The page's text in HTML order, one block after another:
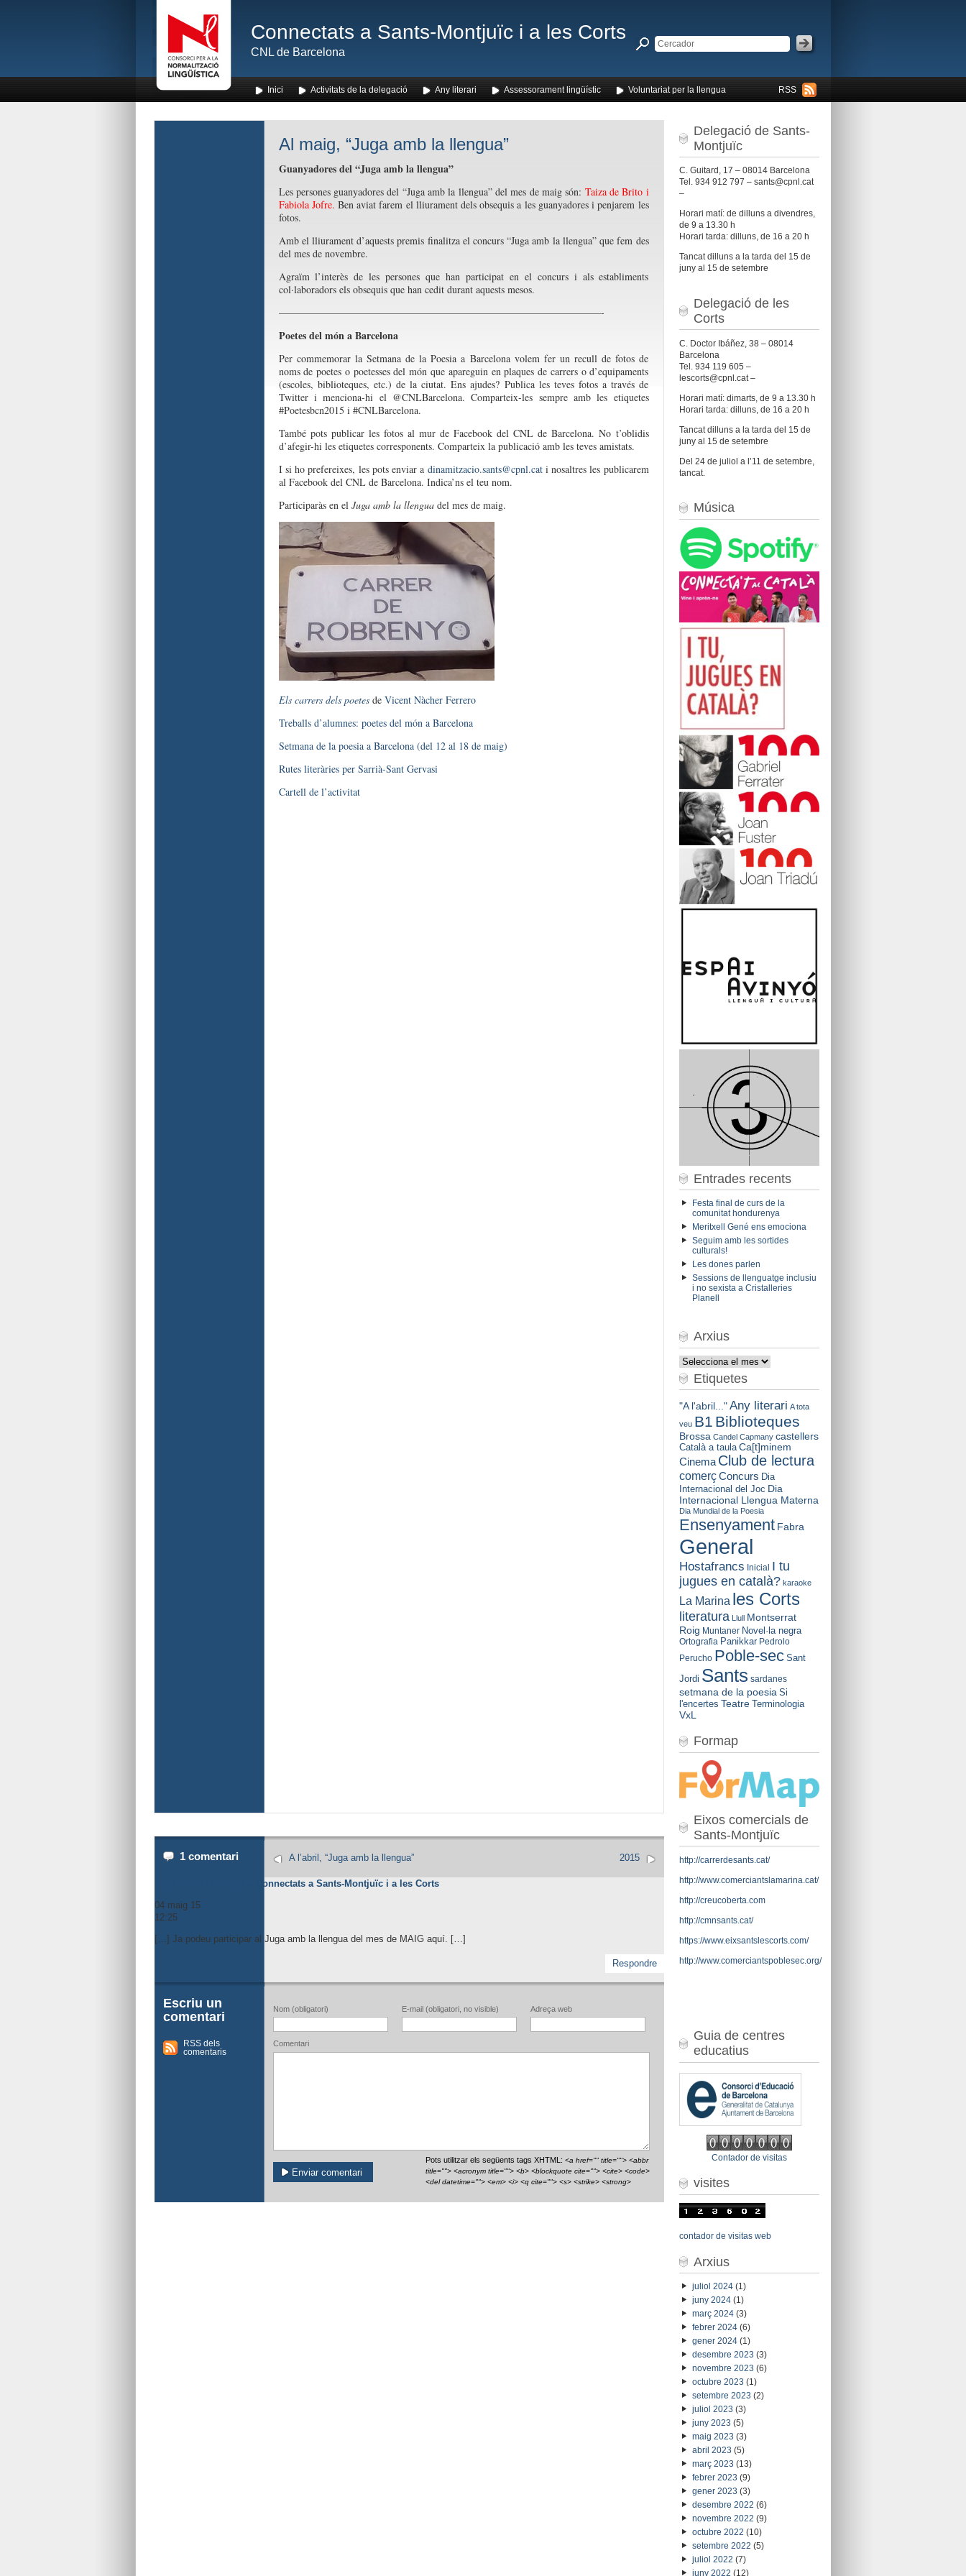
Connectats a Sants-Montjuïc i a les Corts
CNL de Barcelona
RSS
Inici Activitats de la delegació Any literari Assessorament lingüístic Voluntariat per la llengua
Al maig, “Juga amb la llengua”
Guanyadores del “Juga amb la llengua”
Les persones guanyadores del “Juga amb la llengua” del mes de maig són: Taiza de Brito i
Fabiola Jofre. Ben aviat farem el lliurament dels obsequis a les guanyadores i penjarem les
fotos.
Amb el lliurament d’aquests premis finalitza el concurs “Juga amb la llengua” que fem des
del mes de novembre.
Agraïm l’interès de les persones que han participat en el concurs i als establiments
col·laboradors els obsequis que han cedit durant aquests mesos.
————————————————————————————————-
Poetes del món a Barcelona
Per commemorar la Setmana de la Poesia a Barcelona volem fer un recull de fotos de
noms de poetes o poetesses del món que apareguin en plaques de carrers o d’equipaments
(escoles, biblioteques, etc.) de la ciutat. Ens ajudes? Publica les teves fotos a través de
Twitter i menciona-hi el @CNLBarcelona. Comparteix-les sempre amb les etiquetes
#Poetesbcn2015 i #CNLBarcelona.
També pots publicar les fotos al mur de Facebook del CNL de Barcelona. No t’oblidis
d’afegir-hi les etiquetes corresponents. Comparteix la publicació amb les teves amistats.
I si ho prefereixes, les pots enviar a dinamitzacio.sants@cpnl.cati nosaltres les publicarem
al Facebook del CNL de Barcelona. Indica’ns el teu nom.
Participaràs en el Juga amb la llenguadel mes de maig.
Els carrers dels poetesde Vicent Nàcher Ferrero
Treballs d’alumnes: poetes del món a Barcelona
Setmana de la poesia a Barcelona (del 12 al 18 de maig)
Rutes literàries per Sarrià-Sant Gervasi
Cartell de l’activitat
1 comentari 2015
A l’abril, “Juga amb la llengua”
Juga amb la llengua « Connectats a Sants-Montjuïc i a les Corts
04 maig 15
12:25
[…] Ja podeu participar al Juga amb la llengua del mes de MAIG aquí. […]
Respondre
Escriu un
comentari
RSS dels
comentaris
Nom (obligatori) E-mail (obligatori, no visible) Adreça web
Comentari
Pots utilitzar els següents tags XHTML:<a href="" title=""> <abbr
title=""> <acronym title=""> <b> <blockquote cite=""> <cite> <code>
<del datetime=""> <em> <i> <q cite=""> <s> <strike> <strong>
Delegació de Sants-
Montjuïc
C. Guitard, 17 – 08014 Barcelona
Tel. 934 912 797 – sants@cpnl.cat
–
Horari matí: de dilluns a divendres,
de 9 a 13.30 h
Horari tarda: dilluns, de 16 a 20 h
Tancat dilluns a la tarda del 15 de
juny al 15 de setembre
Delegació de les
Corts
C. Doctor Ibáñez, 38 – 08014
Barcelona
Tel. 934 119 605 –
lescorts@cpnl.cat –
Horari matí: dimarts, de 9 a 13.30 h
Horari tarda: dilluns, de 16 a 20 h
Tancat dilluns a la tarda del 15 de
juny al 15 de setembre
Del 24 de juliol a l’11 de setembre,
tancat.
Música
Entrades recents
Festa final de curs de la
comunitat hondurenya
Meritxell Gené ens emociona
Seguim amb les sortides
culturals!
Les dones parlen
Sessions de llenguatge inclusiu
i no sexista a Cristalleries
Planell
Arxius
Arxius
Etiquetes
"A l'abril..." Any literari A tota
veu B1 Biblioteques
Brossa Candel Capmany castellers
Català a taula Ca[t]minem
Cinema Club de lectura
comerç Concurs Dia
Internacional del Joc Dia
Internacional Llengua Materna
Dia Mundial de la Poesia
Ensenyament Fabra
General
Hostafrancs Inicial I tu
jugues en català? karaoke
La Marina les Corts
literatura Llull Montserrat
Roig Muntaner Novel·la negra
Ortografia Panikkar Pedrolo
Perucho Poble-sec Sant
Jordi Sants sardanes
setmana de la poesia Si
l'encertes Teatre Terminologia
VxL
Formap
Eixos comercials de
Sants-Montjuïc
http://carrerdesants.cat/
http://www.comerciantslamarina.cat/
http://creucoberta.com
http://cmnsants.cat/
https://www.eixsantslescorts.com/
http://www.comerciantspoblesec.org/
Guia de centres
educatius
Contador de visitas
visites
contador de visitas web
Arxius
juliol 2024(1)
juny 2024(1)
març 2024(3)
febrer 2024(6)
gener 2024(1)
desembre 2023 (3)
novembre 2023 (6)
octubre 2023 (1)
setembre 2023 (2)
juliol 2023 (3)
juny 2023 (5)
maig 2023 (3)
abril 2023 (5)
març 2023 (13)
febrer 2023 (9)
gener 2023 (3)
desembre 2022 (6)
novembre 2022 (9)
octubre 2022 (10)
setembre 2022 (5)
juliol 2022 (7)
juny 2022 (12)